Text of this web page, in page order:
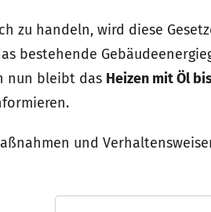
zu handeln, wird diese
bestehende
nun bleibt das Heizen mit Öl
und